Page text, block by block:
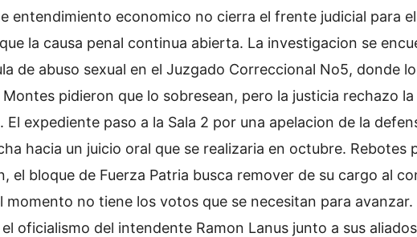
entendimiento economico no cierra el frente judicial para el
la causa penal continua abierta. La investigacion se
de abuso sexual en el Juzgado Correccional No5, donde
pidieron que lo sobresean, pero la justicia rechazo la
El expediente paso a la Sala 2 por una apelacion de la
hacia un juicio oral que se realizaria en octubre. Rebotes
el bloque de Fuerza Patria busca remover de su cargo al
momento no tiene los votos que se necesitan para avanzar.
oficialismo del intendente Ramon Lanus junto a sus